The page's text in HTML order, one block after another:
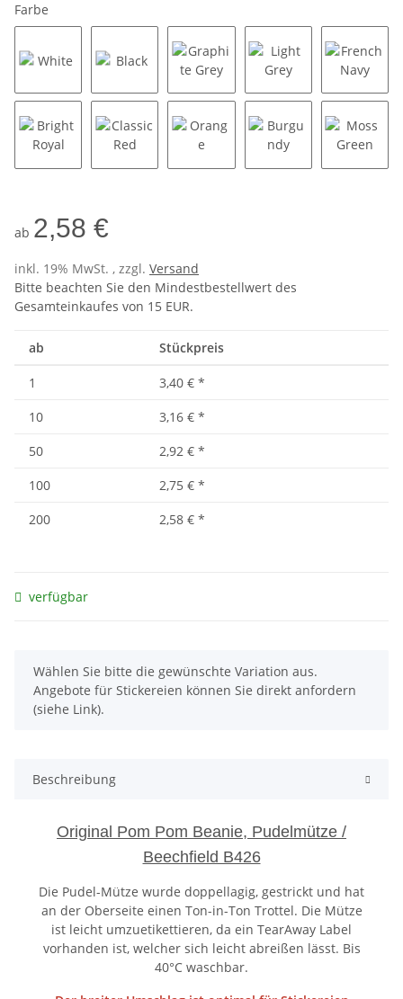
Farbe
White Black Graphite GreyLight Grey French
ab 2,58 €
inkl. 19% MwSt. , zzgl. Versand
Bitte beachten Sie den Mindestbestellwert des
Gesamteinkaufes von 15 EUR.
ab Stückpreis
1 3,40 € *
10
3,16 € *
50
2,92 € *
100
2,75 € *
200
2,58 € *
verfügbar
x
Wählen Sie bitte die gewünschte Variation aus.
Angebote für Stickereien können Sie direkt anfordern
(siehe Link).
Beschreibung
Original Pom Pom Beanie, Pudelmütze /
Beechfield B426
Die Pudel-Mütze wurde doppellagig, gestrickt und hat
an der Oberseite einen Ton-in-Ton Trottel. Die Mütze
ist leicht umzuetikettieren, da ein TearAway Label
vorhanden ist, welcher sich leicht abreißen lässt. Bis
40°C waschbar.